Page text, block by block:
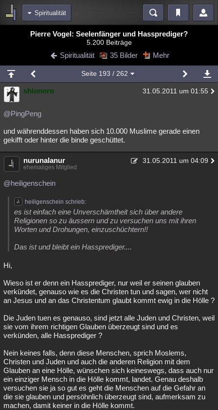
Spiritualität
Blogs Videos
Chat Wiki Neuigkeiten
meine Rubriken
Menschen Wissenschaft Mystery Kriminalfälle
Spiritualität
Natur Umfragen Unterhaltung
weitere Rubriken
Philosophie Träume Esoterik Literatur
Astronomie
Musik Clash Verbesserungen
Übersichten
Besucht Teilgenommen Alle Neue
Lesenswert Schlüsselwörter
Pierre Vogel: Seelenfänger und Hassprediger?
5.200 Beiträge
Spiritualität 35 Bilder Mehr
Seite 193 / 262
shionoro 31.05.2011 um 01:55
@PingPeng
und währenddessen haben sich 10.000 Muslime gerade einen
gekifft oder hinter die binde geschüttet.
nurunalanur 31.05.2011 um 04:09
ehemaliges Mitglied
@heiligenschein
heiligenschein schrieb:
es ist einfach eine Unverschämtheit sich über andere
Religionen so zu äussern und zu versuchen uns mit ihren
Worten und Drohungen, einzuschüchtern!!
Das ist und bleibt ein Hassprediger....
Hi,
Wieso ist er denn ein Hassprediger, nur weil er seinen glauben
verkündet, genauso wie es die Christen tun und sagen, wer nicht
an Jesus und an das Christentum glaubt kommt ewig in die Hölle ?
Die Juden tuen es genauso, sind jetzt alle Juden und Christen, weil
sie vom ihrem richtigen Glauben überzeugt sind und es
verkünden, alle Hassprediger ?
Nein keines falls, denn diese Menschen, sprich Moslems,
Christen und Juden und auch die anderen Religion mit dem
Glauben an eine Hölle, wünschen sich keineswegs, dass auch nur
ein einziger Mensch in die Hölle kommt, landet. Genau deshalb
versuchen sie ja so gut es geht die Menschen auf die Gefahr an
die sie glauben und persöhnlich überzeugt sind, aufmerksam zu
machen, damit keiner in die Hölle kommt.